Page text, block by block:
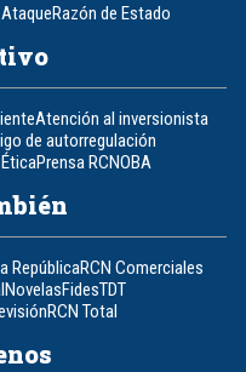
Razón de Estado
Atención al inversionista
de autorregulación
Prensa RCNOBA
RepúblicaRCN Comerciales
NovelasFidesTDT
RCN Total